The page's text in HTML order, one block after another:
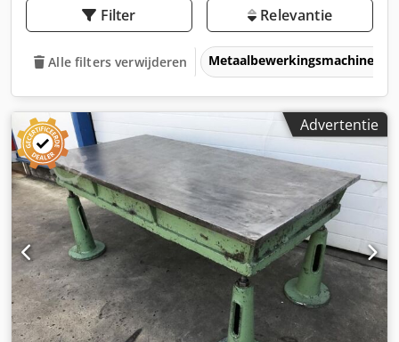
Filter Relevantie
Alle filters verwijderen Metaalbewerkingsmachines
Advertentie